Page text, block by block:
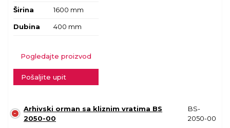
Širina 1600 mm
Dubina 400 mm
Pogledajte proizvod
Pošaljite upit
Arhivski orman sa kliznim vratima BS
2050-00
BS-
2050-00